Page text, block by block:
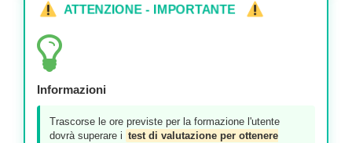
ATTENZIONE - IMPORTANTE
Informazioni
Trascorse le ore previste per la formazione l'utente
dovrà superare i test di valutazione per ottenere